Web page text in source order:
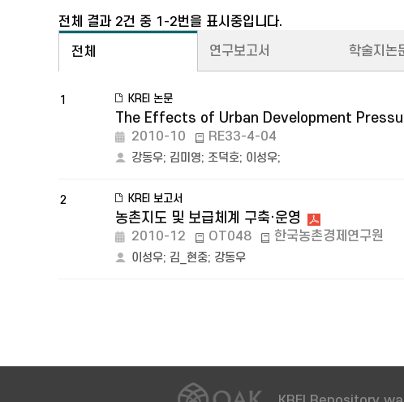
전체 결과 2건 중 1-2번을 표시중입니다.
전체 연구보고서 학술지논
1 KREI 논문
The Effects of Urban Development
2010-10 RE33-4-04
강동우; 김미영; 조덕호; 이성우;
2 KREI 보고서
농촌지도 및 보급체계 구축·운영
2010-12 OT048 한국농촌경제연구원
이성우; 김_현중; 강동우